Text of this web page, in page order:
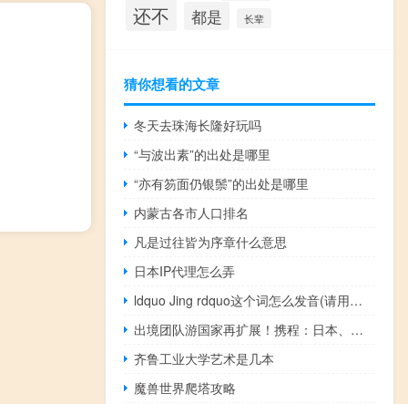
还不 都是 长辈
猜你想看的文章
冬天去珠海长隆好玩吗
“与波出素”的出处是哪里
“亦有笏面仍银鬃”的出处是哪里
内蒙古各市人口排名
凡是过往皆为序章什么意思
日本IP代理怎么弄
ldquo Jing rdquo这个词怎么发音(请用语音回答)
出境团队游国家再扩展！携程：日本、澳新国庆跟团游咨询飙升
齐鲁工业大学艺术是几本
魔兽世界爬塔攻略